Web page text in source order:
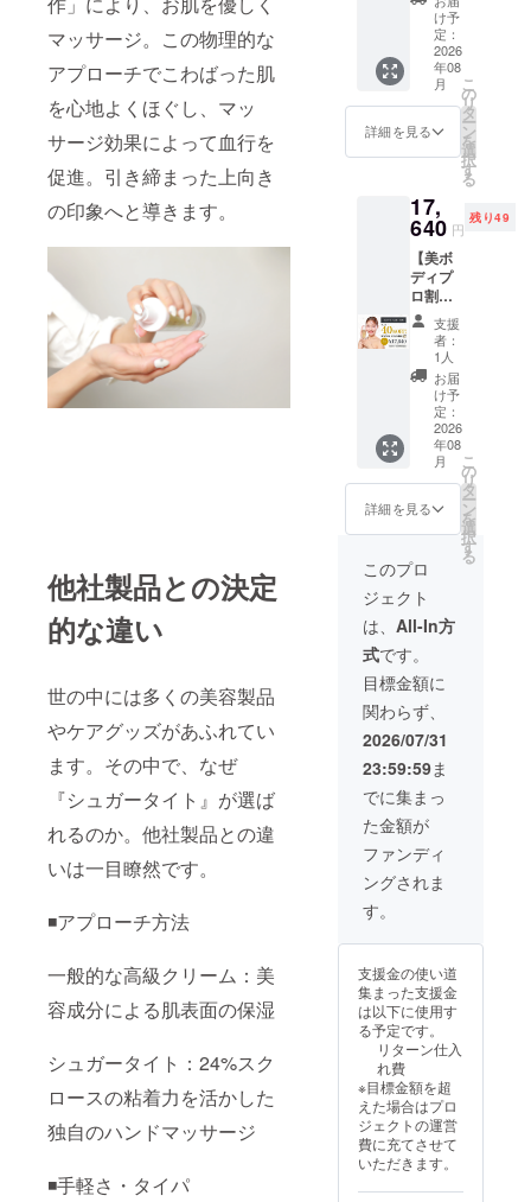
マッサージ。この物理的な
アプローチでこわばった肌
を心地よくほぐし、マッ
サージ効果によって血行を
促進。引き締まった上向き
の印象へと導きます。
他社製品との決定
的な違い
世の中には多くの美容製品
やケアグッズがあふれてい
ます。その中で、なぜ
『シュガータイト』が選ば
れるのか。他社製品との違
いは一目瞭然です。
◾️アプローチ方法
一般的な高級クリーム：美
容成分による肌表面の保湿
シュガータイト：24%スク
ロースの粘着力を活かした
独自のハンドマッサージ
◾️手軽さ・タイパ
HAVE_
R シュ
ガータ
イト 1
点 ・サ
約
100ml
週1～2
回のス
ペシャ
ルケア
・保存
方法：
常温保
存 ・消
費期
限：製
造日か
ら約
24ヶ月
す。 韓
国から
の国際
送料を
考慮す
ると、
まだま
格設
定。忙
しい毎
日の中
で、バ
スルー
ムでの
「10分
間おう
ちエス
テ」を
手軽に
始めた
い方に
ぴった
本セッ
トで
届け内
容：
HAVE_
R シュ
イト
（100m
l）×1本
付属
品：日
本語版
オリジ
ナル使
用マ
ニュア
ル
先行体
験】 早
割が完
売した
後の最
終割引
枠で
お得な
価格
で、か
ついち
早くお
手元に
商品を
お届け
しま
す。
「顔が
パンパ
ンで憂
鬱」
「エス
テに行
く時間
いう方
ひこの
機会に
自活す
る肌へ
の第一
歩を踏
み出し
てみて
い。 お
届け内
容：
HAVE_
R シュ
ガータ
イト
付属
品：日
本語版
オリジ
ナル使
用マ
ニュア
ル
ト ■ 販
売価
格：
12,740
円（税
込・送
料込）
／ 定価
19,600
定：150
名様 ※1
本あた
り：
6,370
円！
【1本あ
たりの
コスパ
最強！
シェア
や継続
ケアに
最適】
「お母
さんや
友人と
い」
「首筋
やデコ
ルテま
でたっ
ぷり贅
沢に使
いた
い！」
という
お声に
応え
る、割
引率が
さらに
アップ
した2本
セット
ラピー
は継続
するこ
とでよ
り効果
を実感
しやす
くなり
ます。
シャー
プなVラ
インを
しっか
り定着
け予
定：
2026
年08
月
詳細を見る
こ
の
リ
タ
ー
ン
を
選
択
す
る
17,
640 円
残り49
【美ボ
ディプ
ロ割・
40%OF
F】シュ
ガータ
イト 3
本セッ
ト ■ 販
売価
格：
17,640
円（税
込・送
料込）
／ 定価
29,400
円 ■ 限
定：50
名様 ※1
本あた
り：
5,880円
（本プ
ロジェ
クト最
大割
引！）
【本気
で引き
締めた
い方
へ。圧
倒的に
セッ
「どう
せ使う
なら一
番安く
まとめ
ておき
たい」
という
美容感
度の高
い方へ
支援
者：
1人
お届
け予
定：
2026
年08
月
詳細を見る
こ
の
リ
タ
ー
ン
を
選
択
す
る
このプロ
ジェクト
は、 All-In方
式です。
目標金額に
関わらず、
2026/07/31
23:59:59ま
でに集まっ
た金額が
ファンディ
ングされま
す。
支援金の使い道
集まった支援金
は以下に使用す
る予定です。
リターン仕入
れ費
※目標金額を超
えた場合はプロ
ジェクトの運営
費に充てさせて
いただきます。